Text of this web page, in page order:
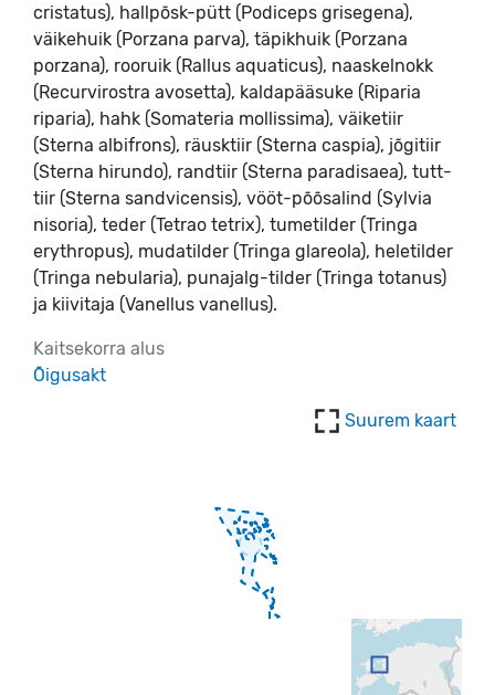
cristatus), hallpõsk-pütt (Podiceps grisegena),
väikehuik (Porzana parva), täpikhuik (Porzana
porzana), rooruik (Rallus aquaticus), naaskelnokk
(Recurvirostra avosetta), kaldapääsuke (Riparia
riparia), hahk (Somateria mollissima), väiketiir
(Sterna albifrons), räusktiir (Sterna caspia), jõgitiir
(Sterna hirundo), randtiir (Sterna paradisaea), tutt-
tiir (Sterna sandvicensis), vööt-põõsalind (Sylvia
nisoria), teder (Tetrao tetrix), tumetilder (Tringa
erythropus), mudatilder (Tringa glareola), heletilder
(Tringa nebularia), punajalg-tilder (Tringa totanus)
ja kiivitaja (Vanellus vanellus).
Kaitsekorra alus
Õigusakt
Suurem kaart